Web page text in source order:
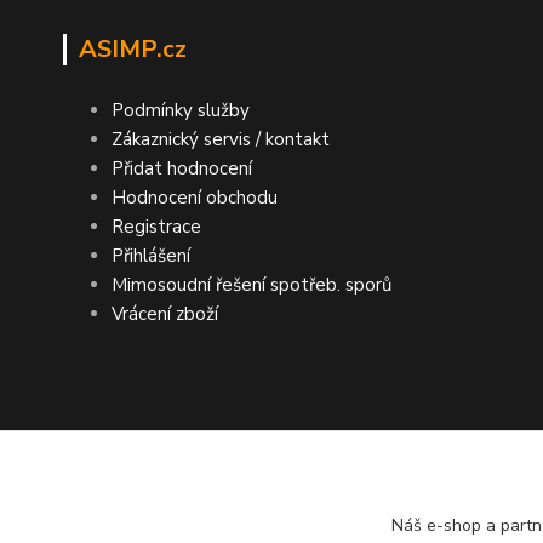
ASIMP.cz
Podmínky služby
Zákaznický servis / kontakt
Přidat hodnocení
Hodnocení obchodu
Registrace
Přihlášení
Mimosoudní řešení spotřeb. sporů
Vrácení zboží
DOPRAVA ZDARMA po ČR a SR ●
Náš e-shop a